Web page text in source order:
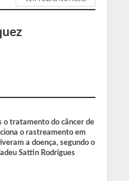
o tratamento do câncer de
o rastreamento em
a doença, segundo o
Sattin Rodrigues